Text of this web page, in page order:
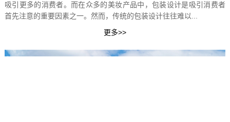
吸引更多的消费者。而在众多的美妆产品中，包装设计是吸引消费者
首先注意的重要因素之一。然而，传统的包装设计往往难以...